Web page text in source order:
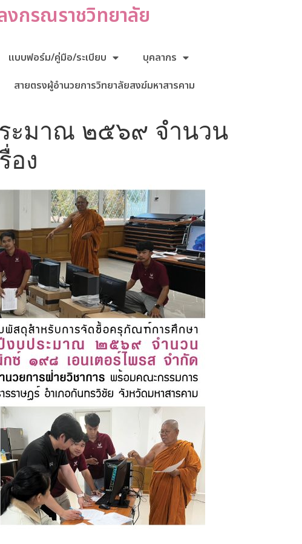
งกรณราชวิทยาลัย
แบบฟอร์ม/คู่มือ/ระเบียบ
บุคลากร
สายตรงผู้อำนวยการวิทยาลัยสงฆ์มหาสารคาม
ะมาณ ๒๕๖๙ จำนวน
อง